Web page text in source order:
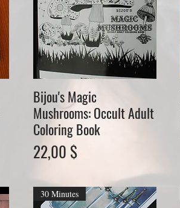
Schnellansicht
Bijou's Magic
Mushrooms: Occult Adult
Coloring Book
Preis
22,00 $
30 Minutes